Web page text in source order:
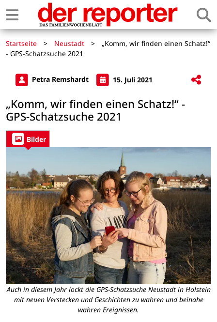
Startseite > Neustadt >
„Komm, wir finden einen Schatz!“
- GPS-Schatzsuche 2021
Petra Remshardt 15. Juli 2021
„Komm, wir finden einen Schatz!“ -
GPS-Schatzsuche 2021
Bilder
Auch in diesem Jahr lockt die GPS-Schatzsuche Neustadt in Holstein
mit neuen Verstecken und Geschichten zu wahren und beinahe
wahren Ereignissen.